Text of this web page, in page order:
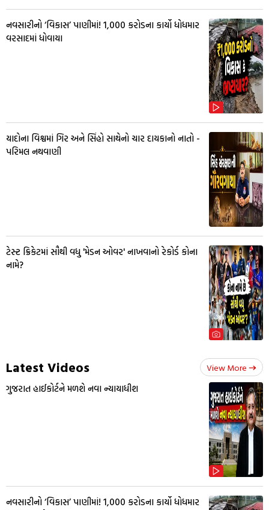
નવસારીનો ‘વિકાસ’ પાણીમાં! ₹1,000 કરોડના કાર્યો ધોધમાર
વરસાદમાં ધોવાયા
યાદોના વિશ્વમાં ગિર અને સિંહો સાથેનો ચાર દાયકાનો નાતો -
પરિમલ નથવાણી
ટેસ્ટ ક્રિકેટમાં સૌથી વધુ 'મેડન ઓવર' નાખવાનો રેકોર્ડ કોના
નામે?
Latest Videos View More
ગુજરાત હાઈકોર્ટને મળશે નવા ન્યાયાધીશ
નવસારીનો ‘વિકાસ’ પાણીમાં! ₹1,000 કરોડના કાર્યો ધોધમાર